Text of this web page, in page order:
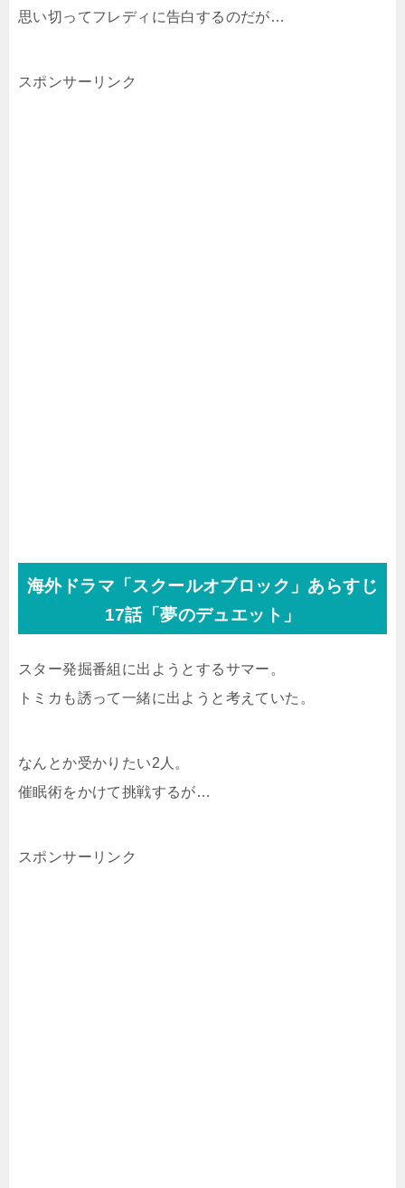
思い切ってフレディに告白するのだが…
スポンサーリンク
海外ドラマ「スクールオブロック」あらすじ
17話「夢のデュエット」
スター発掘番組に出ようとするサマー。
トミカも誘って一緒に出ようと考えていた。
なんとか受かりたい2人。
催眠術をかけて挑戦するが…
スポンサーリンク